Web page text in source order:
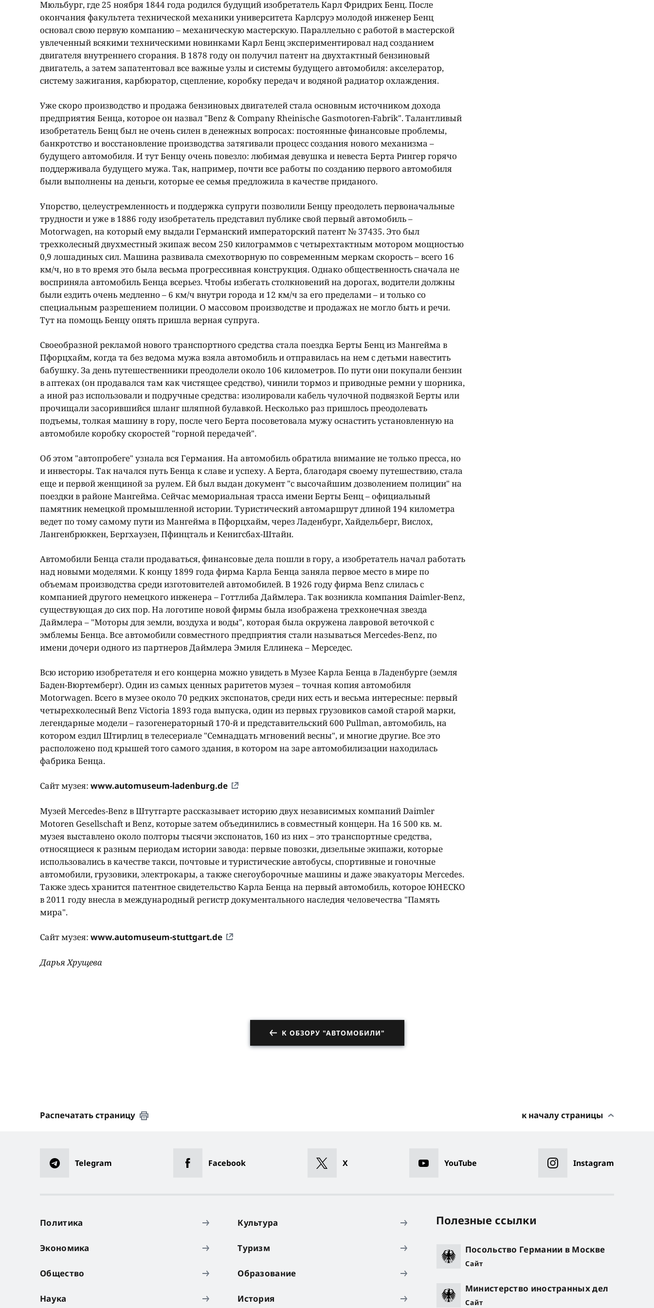
Мюльбург, где 25 ноября 1844 года родился будущий изобретатель Карл Фридрих Бенц. После
окончания факультета технической механики университета Карлсруэ молодой инженер Бенц
основал свою первую компанию – механическую мастерскую. Параллельно с работой в мастерской
увлеченный всякими техническими новинками Карл Бенц экспериментировал над созданием
двигателя внутреннего сгорания. В 1878 году он получил патент на двухтактный бензиновый
двигатель, а затем запатентовал все важные узлы и системы будущего автомобиля: акселератор,
систему зажигания, карбюратор, сцепление, коробку передач и водяной радиатор охлаждения.
Уже скоро производство и продажа бензиновых двигателей стала основным источником дохода
предприятия Бенца, которое он назвал "Benz & Company Rheinische Gasmotoren-Fabrik". Талантливый
изобретатель Бенц был не очень силен в денежных вопросах: постоянные финансовые проблемы,
банкротство и восстановление производства затягивали процесс создания нового механизма –
будущего автомобиля. И тут Бенцу очень повезло: любимая девушка и невеста Берта Рингер горячо
поддерживала будущего мужа. Так, например, почти все работы по созданию первого автомобиля
были выполнены на деньги, которые ее семья предложила в качестве приданого.
Упорство, целеустремленность и поддержка супруги позволили Бенцу преодолеть первоначальные
трудности и уже в 1886 году изобретатель представил публике свой первый автомобиль –
Motorwagen, на который ему выдали Германский императорский патент № 37435. Это был
трехколесный двухместный экипаж весом 250 килограммов с четырехтактным мотором мощностью
0,9 лошадиных сил. Машина развивала смехотворную по современным меркам скорость – всего 16
км/ч, но в то время это была весьма прогрессивная конструкция. Однако общественность сначала не
восприняла автомобиль Бенца всерьез. Чтобы избегать столкновений на дорогах, водители должны
были ездить очень медленно – 6 км/ч внутри города и 12 км/ч за его пределами – и только со
специальным разрешением полиции. О массовом производстве и продажах не могло быть и речи.
Тут на помощь Бенцу опять пришла верная супруга.
Своеобразной рекламой нового транспортного средства стала поездка Берты Бенц из Мангейма в
Пфорцхайм, когда та без ведома мужа взяла автомобиль и отправилась на нем с детьми навестить
бабушку. За день путешественники преодолели около 106 километров. По пути они покупали бензин
в аптеках (он продавался там как чистящее средство), чинили тормоз и приводные ремни у шорника,
а иной раз использовали и подручные средства: изолировали кабель чулочной подвязкой Берты или
прочищали засорившийся шланг шляпной булавкой. Несколько раз пришлось преодолевать
подъемы, толкая машину в гору, после чего Берта посоветовала мужу оснастить установленную на
автомобиле коробку скоростей "горной передачей".
Об этом "автопробеге" узнала вся Германия. На автомобиль обратила внимание не только пресса, но
и инвесторы. Так начался путь Бенца к славе и успеху. А Берта, благодаря своему путешествию, стала
еще и первой женщиной за рулем. Ей был выдан документ "с высочайшим дозволением полиции" на
поездки в районе Мангейма. Сейчас мемориальная трасса имени Берты Бенц – официальный
памятник немецкой промышленной истории. Туристический автомаршрут длиной 194 километра
ведет по тому самому пути из Мангейма в Пфорцхайм, через Ладенбург, Хайдельберг, Вислох,
Лангенбрюккен, Бергхаузен, Пфинцталь и Кенигсбах-Штайн.
Автомобили Бенца стали продаваться, финансовые дела пошли в гору, а изобретатель начал работать
над новыми моделями. К концу 1899 года фирма Карла Бенца заняла первое место в мире по
объемам производства среди изготовителей автомобилей. В 1926 году фирма Benz слилась с
компанией другого немецкого инженера – Готтлиба Даймлера. Так возникла компания Daimler-Benz,
существующая до сих пор. На логотипе новой фирмы была изображена трехконечная звезда
Даймлера – "Моторы для земли, воздуха и воды", которая была окружена лавровой веточкой с
эмблемы Бенца. Все автомобили совместного предприятия стали называться Mercedes-Benz, по
имени дочери одного из партнеров Даймлера Эмиля Еллинека – Мерседес.
Всю историю изобретателя и его концерна можно увидеть в Музее Карла Бенца в Ладенбурге (земля
Баден-Вюртемберг). Один из самых ценных раритетов музея – точная копия автомобиля
Motorwagen. Всего в музее около 70 редких экспонатов, среди них есть и весьма интересные: первый
четырехколесный Benz Victoria 1893 года выпуска, один из первых грузовиков самой старой марки,
легендарные модели – газогенераторный 170-й и представительский 600 Pullman, автомобиль, на
котором ездил Штирлиц в телесериале "Семнадцать мгновений весны", и многие другие. Все это
расположено под крышей того самого здания, в котором на заре автомобилизации находилась
фабрика Бенца.
Сайт музея: www.automuseum-ladenburg.de
Музей Mercedes-Benz в Штутгарте рассказывает историю двух независимых компаний Daimler
Motoren Gesellschaft и Benz, которые затем объединились в совместный концерн. На 16 500 кв. м.
музея выставлено около полторы тысячи экспонатов, 160 из них – это транспортные средства,
относящиеся к разным периодам истории завода: первые повозки, дизельные экипажи, которые
использовались в качестве такси, почтовые и туристические автобусы, спортивные и гоночные
автомобили, грузовики, электрокары, а также снегоуборочные машины и даже эвакуаторы Mercedes.
Также здесь хранится патентное свидетельство Карла Бенца на первый автомобиль, которое ЮНЕСКО
в 2011 году внесла в международный регистр документального наследия человечества "Память
мира".
Сайт музея: www.automuseum-stuttgart.de
Дарья Хрущева
К ОБЗОРУ "АВТОМОБИЛИ"
Распечатать страницу к началу страницы
Telegram Facebook X YouTube Instagram
Политика
Экономика
Общество
Наука
Культура
Туризм
Образование
История
Полезные ссылки
Посольство Германии в Москве
Сайт
Министерство иностранных дел
Сайт